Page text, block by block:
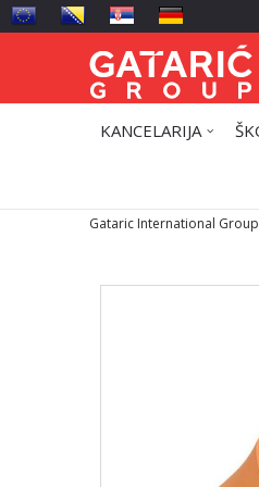
KANCELARIJA
Gataric International Group